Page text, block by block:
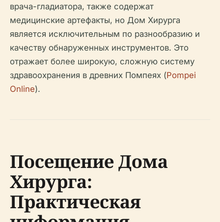
врача-гладиатора, также содержат
медицинские артефакты, но Дом Хирурга
является исключительным по разнообразию и
качеству обнаруженных инструментов. Это
отражает более широкую, сложную систему
здравоохранения в древних Помпеях (Pompei
Online).
Посещение Дома
Хирурга:
Практическая